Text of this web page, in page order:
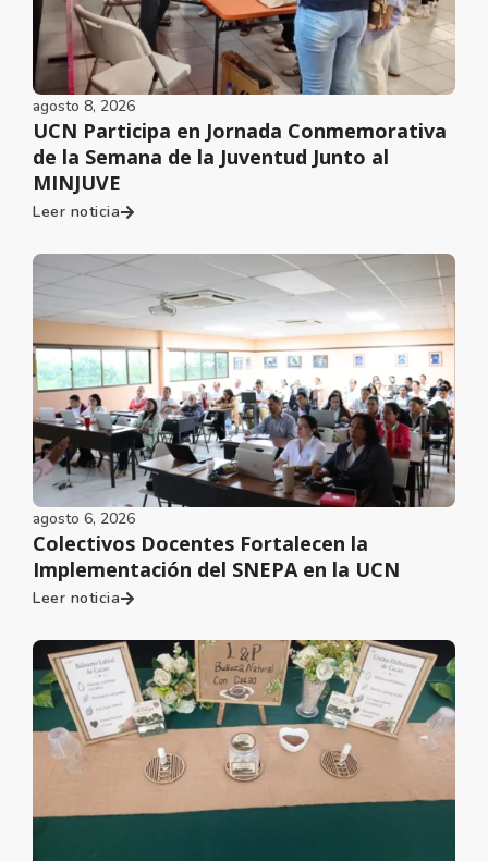
agosto 8, 2026
UCN Participa en Jornada Conmemorativa
de la Semana de la Juventud Junto al
MINJUVE
Leer noticia
agosto 6, 2026
Colectivos Docentes Fortalecen la
Implementación del SNEPA en la UCN
Leer noticia